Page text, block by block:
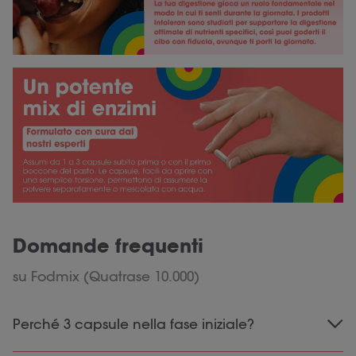
Domande frequenti
su Fodmix (Quatrase 10.000)
Perché 3 capsule nella fase iniziale?